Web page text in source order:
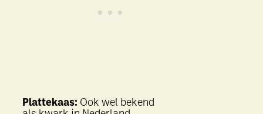
Plattekaas: Ook wel bekend